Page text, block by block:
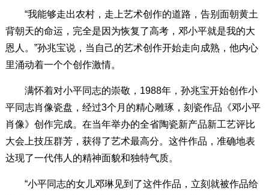
“我能够走出农村，走上艺术创作的道路，告别面朝黄土
背朝天的命运，完全是因为恢复了高考，邓小平就是我的大
恩人。”孙兆宝说，当自己的艺术创作开始走向成熟，他内心
里涌动着一个个创作激情。
满怀着对小平同志的崇敬，1988年，孙兆宝开始创作小
平同志肖像瓷盘，经过3个月的精心雕琢，刻瓷作品《邓小平
肖像》创作完成。在当年举办的全省陶瓷新产品新工艺评比
大会上技压群芳，获得了艺术最高分。这件作品，准确地表
达现了一代伟人的精神面貌和独特气质。
“小平同志的女儿邓琳见到了这件作品，立刻就被作品给